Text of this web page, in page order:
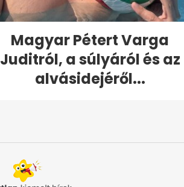
Magyar Pétert Varga
Juditról, a súlyáról és az
alvásidejéről...